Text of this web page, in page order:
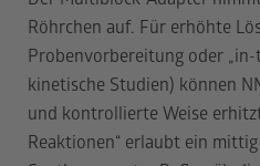
Röhrchen auf. Für erhöhte
Probenvorbereitung oder
kinetische Studien) können
und kontrollierte Weise
Reaktionen“ erlaubt ein